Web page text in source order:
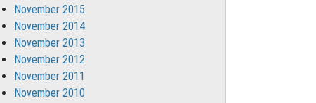
November 2015
November 2014
November 2013
November 2012
November 2011
November 2010